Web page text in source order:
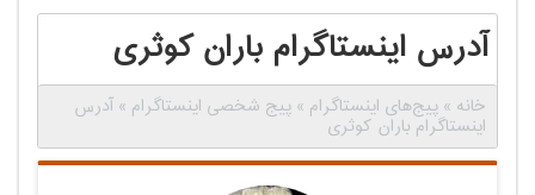
آدرس اینستاگرام باران کوثری
خانه » پیج‌های اینستاگرام » پیج شخصی اینستاگرام » آدرس
اینستاگرام باران کوثری